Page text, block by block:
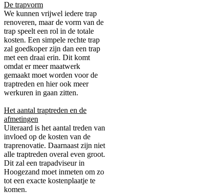
De trapvorm
We kunnen vrijwel iedere trap
renoveren, maar de vorm van de
trap speelt een rol in de totale
kosten. Een simpele rechte trap
zal goedkoper zijn dan een trap
met een draai erin. Dit komt
omdat er meer maatwerk
gemaakt moet worden voor de
traptreden en hier ook meer
werkuren in gaan zitten.
Het aantal traptreden en de
afmetingen
Uiteraard is het aantal treden van
invloed op de kosten van de
traprenovatie. Daarnaast zijn niet
alle traptreden overal even groot.
Dit zal een trapadviseur in
Hoogezand moet inmeten om zo
tot een exacte kostenplaatje te
komen.